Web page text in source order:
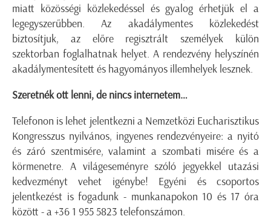
miatt közösségi közlekedéssel és gyalog érhetjük el a
legegyszerűbben. Az akadálymentes közlekedést
biztosítjuk, az előre regisztrált személyek külön
szektorban foglalhatnak helyet. A rendezvény helyszínén
akadálymentesített és hagyományos illemhelyek lesznek.
Szeretnék ott lenni, de nincs internetem…
Telefonon is lehet jelentkezni a Nemzetközi Eucharisztikus
Kongresszus nyilvános, ingyenes rendezvényeire: a nyitó
és záró szentmisére, valamint a szombati misére és a
körmenetre. A világeseményre szóló jegyekkel utazási
kedvezményt vehet igénybe! Egyéni és csoportos
jelentkezést is fogadunk - munkanapokon 10 és 17 óra
között - a +36 1 955 5823 telefonszámon.